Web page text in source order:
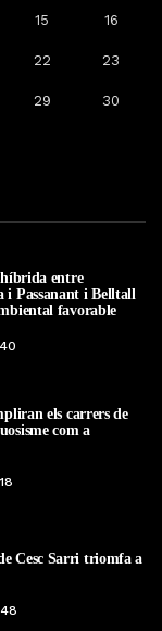
15 16
22 23
29 30
entre
Passanant i Belltall
favorable
els carrers de
com a
Cesc Sarri triomfa a